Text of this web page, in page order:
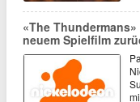
«The
neuem Spielfilm